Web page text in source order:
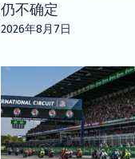
仍不确定
2026年8月7日